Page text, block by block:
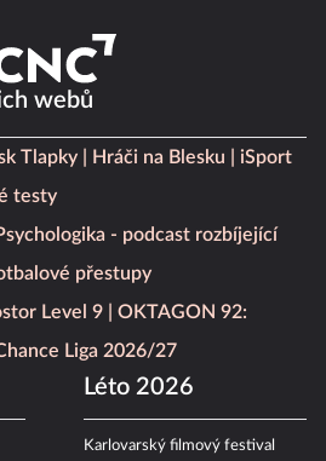
webů
Tlapky Hráči na Blesku
iSport
testy
- podcast rozbíjející
přestupy
Level 9
OKTAGON 92:
Liga 2026/27
Léto 2026
Karlovarský filmový festival